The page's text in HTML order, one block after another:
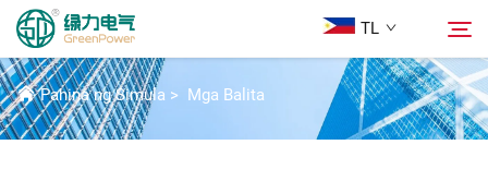
TL
Mga Produkto
BALITA
Pahina ng Simula > Mga Balita